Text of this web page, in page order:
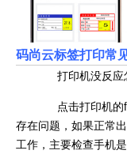
码尚云标签打印常
打印机没反应
点击打印机的
存在问题，如果正常
工作，主要检查手机